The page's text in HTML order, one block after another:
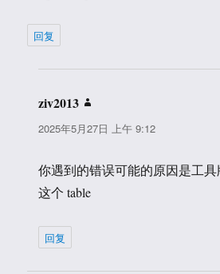
回复
ziv2013
道：
2025年5月27日 上午 9:12
你遇到的错误可能的原因是工
这个 table
回复